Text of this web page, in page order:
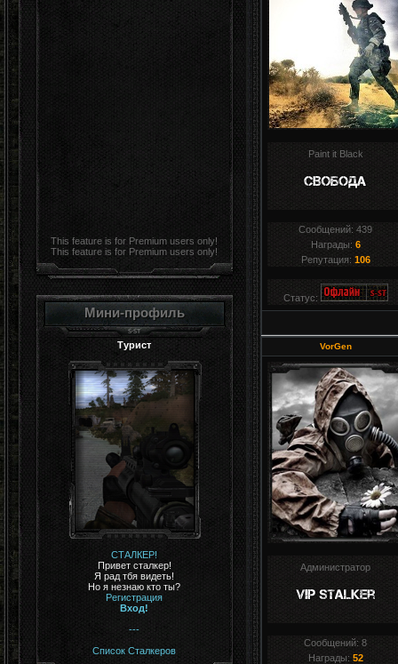
This feature is for Premium users only!
This feature is for Premium users only!
Мини-профиль
Турист
СТАЛКЕР!
Привет сталкер!
Я рад тбя видеть!
Но я незнаю кто ты?
Регистрация
Вход!
---
Список Сталкеров
Paint it Black
Сообщений:439
Награды: 6
Репутация: 106
Статус:
VorGen
Администратор
Сообщений:8
Награды: 52